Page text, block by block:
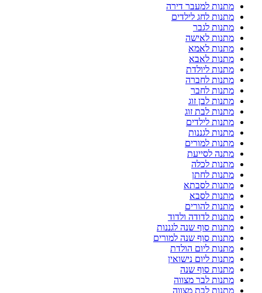
מתנות למעבר דירה
מתנות לחג לילדים
מתנות לגבר
מתנות לאישה
מתנות לאמא
מתנות לאבא
מתנות ליולדת
מתנות לחברה
מתנות לחבר
מתנות לבן זוג
מתנות לבת זוג
מתנות לילדים
מתנות לגננות
מתנות למורים
מתנה לסייעת
מתנות לכלה
מתנות לחתן
מתנות לסבתא
מתנות לסבא
מתנות להורים
מתנות לדודה ולדוד
מתנות סוף שנה לגננות
מתנות סוף שנה למורים
מתנות ליום הולדת
מתנות ליום נישואין
מתנות סוף שנה
מתנות לבר מצווה
מתנות לבת מצווה